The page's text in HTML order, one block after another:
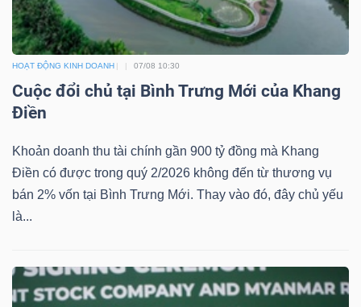
HOẠT ĐỘNG KINH DOANH 07/08 10:30
Cuộc đổi chủ tại Bình Trưng Mới của Khang
Điền
Khoản doanh thu tài chính gần 900 tỷ đồng mà Khang
Điền có được trong quý 2/2026 không đến từ thương vụ
bán 2% vốn tại Bình Trưng Mới. Thay vào đó, đây chủ yếu
là...
Dữ
liệu
tài
chính